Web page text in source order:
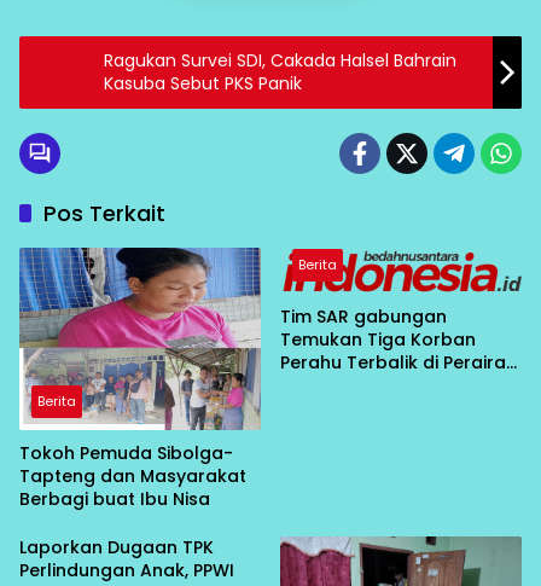
Ragukan Survei SDI, Cakada Halsel Bahrain
Kasuba Sebut PKS Panik
Pos Terkait
Berita
Tokoh Pemuda Sibolga-
Tapteng dan Masyarakat
Berbagi buat Ibu Nisa
Berita
Tim SAR gabungan
Temukan Tiga Korban
Perahu Terbalik di Perairan
Laporkan Dugaan TPK
Perlindungan Anak, PPWI